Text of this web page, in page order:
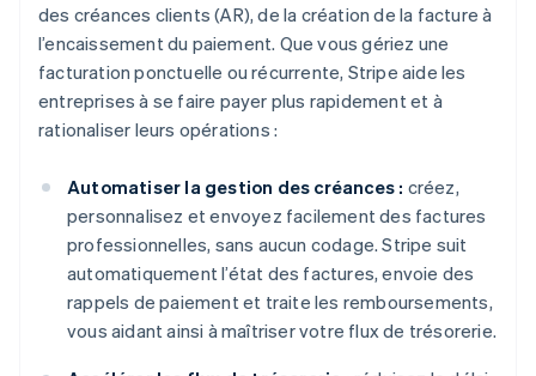
des créances clients (AR), de la création de la facture à
l’encaissement du paiement. Que vous gériez une
facturation ponctuelle ou récurrente, Stripe aide les
entreprises à se faire payer plus rapidement et à
rationaliser leurs opérations :
Automatiser la gestion des créances : créez,
personnalisez et envoyez facilement des factures
professionnelles, sans aucun codage. Stripe suit
automatiquement l’état des factures, envoie des
rappels de paiement et traite les remboursements,
vous aidant ainsi à maîtriser votre flux de trésorerie.